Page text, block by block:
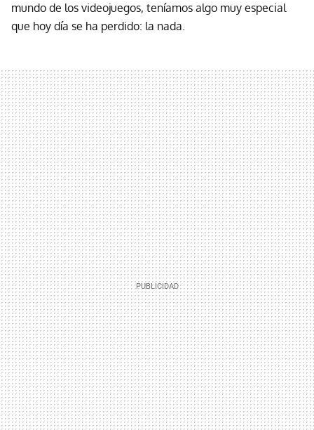
mundo de los videojuegos, teníamos algo muy especial
que hoy día se ha perdido: la nada.